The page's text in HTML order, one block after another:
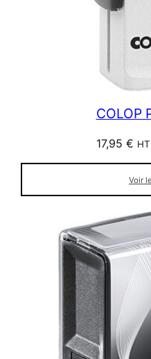
COLOP
17,95 €
Voir